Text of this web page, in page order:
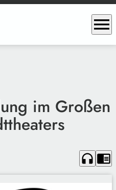
menu
im Großen
headphones chrome_reader_mode